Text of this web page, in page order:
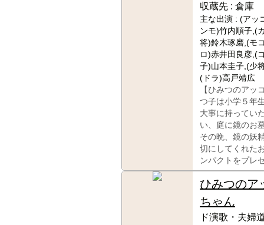
収蔵先 : 倉庫
主な出演 : (アッ
ンモ)竹内順子,(
将)鈴木琢磨,(モ
ロ)赤井田良彦,(
子)山本圭子,(少
(ドラ)高戸靖広
【ひみつのアッ
つ子は小学５年
大事に持ってい
い、庭に鏡のお
その晩、鏡の妖
切にしてくれた
ンパクトをプレ
ひみつのア
ちゃん
ド演歌・夫婦